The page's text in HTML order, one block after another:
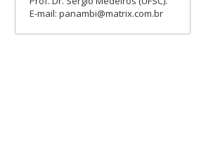
E-mail: panambi@matrix.com.br